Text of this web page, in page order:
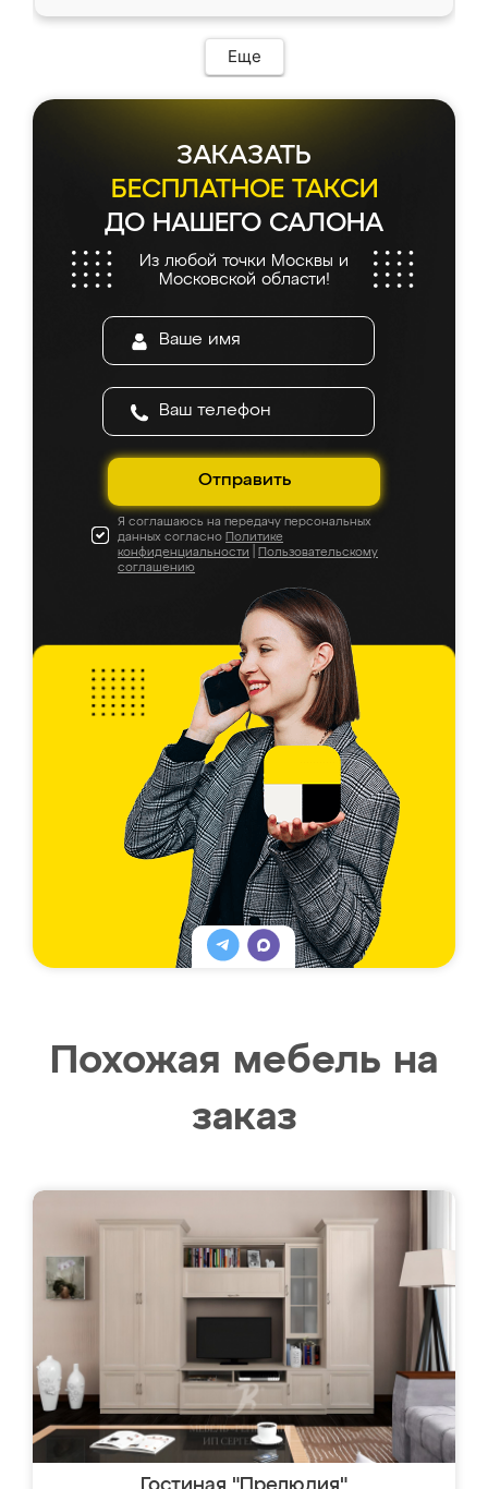
мебель сразу встала на свое место без
каких-либо доработок. Качеством осталась
довольна, все выглядит так, как и ожидала.
Еще
ЗАКАЗАТЬ
БЕСПЛАТНОЕ ТАКСИ
ДО НАШЕГО САЛОНА
Из любой точки Москвы и
Московской области!
Отправить
Я соглашаюсь на передачу персональных
данных согласно Политике
конфиденциальности
Пользовательскому
соглашению
Похожая мебель на
заказ